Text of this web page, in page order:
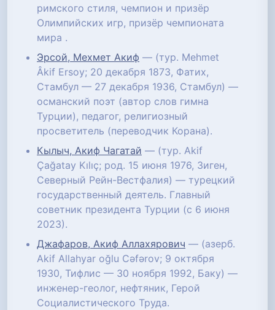
римского стиля, чемпион и призёр
Олимпийских игр, призёр чемпионата
мира .
Эрсой, Мехмет Акиф — (тур. Mehmet
Âkif Ersoy; 20 декабря 1873, Фатих,
Стамбул — 27 декабря 1936, Стамбул) —
османский поэт (автор слов гимна
Турции), педагог, религиозный
просветитель (переводчик Корана).
Кылыч, Акиф Чагатай — (тур. Akif
Çağatay Kılıç; род. 15 июня 1976, Зиген,
Северный Рейн-Вестфалия) — турецкий
государственный деятель. Главный
советник президента Турции (с 6 июня
2023).
Джафаров, Акиф Аллахярович — (азерб.
Akif Allahyar oğlu Cəfərov; 9 октября
1930, Тифлис — 30 ноября 1992, Баку) —
инженер-геолог, нефтяник, Герой
Социалистического Труда.